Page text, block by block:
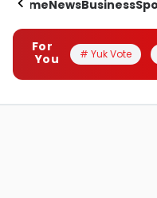
HomeNewsBusiness
For
You
# Yuk Vote